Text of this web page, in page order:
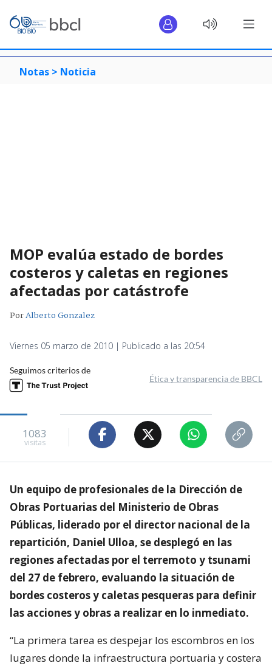
Notas > Noticia
MOP evalúa estado de bordes
costeros y caletas en regiones
afectadas por catástrofe
PorAlberto Gonzalez
Viernes 05 marzo de 2010 | Publicado a las 20:54
Seguimos criterios de
Ética y transparencia de BBCL
1083
visitas
Un equipo de profesionales de la Dirección de
Obras Portuarias del Ministerio de Obras
Públicas, liderado por el director nacional de la
repartición, Daniel Ulloa, se desplegó en las
regiones afectadas por el terremoto y tsunami
del 27 de febrero, evaluando la situación de
bordes costeros y caletas pesqueras para definir
las acciones y obras a realizar en lo inmediato.
“La primera tarea es despejar los escombros en los
lugares donde la infraestructura portuaria y costera